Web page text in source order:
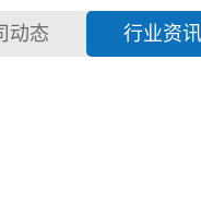
动态 行业资讯